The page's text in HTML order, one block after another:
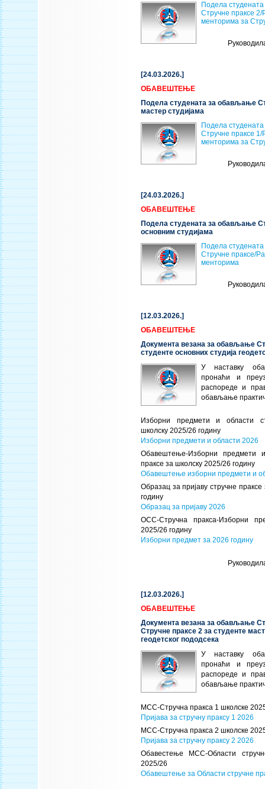
Подела
Стручне праксе
менторима за
[24.03.2026.]
ОБАВЕШТЕЊЕ
Подела студената за обављање
мастер студијама
Подела
Стручне праксе
менторима за
[24.03.2026.]
ОБАВЕШТЕЊЕ
Подела студената за обављање
основним студијама
Подела
Стручне праксе/
менторима
[12.03.2026.]
ОБАВЕШТЕЊЕ
Документа везана за обављање
студенте основних студија
У наставку
пронаћи и
распореде и
обављање
Изборни предмети и области
школску 2025/26 годину
Изборни предмети и области 2026
Обавештење-Изборни предмети
праксе за школску 2025/26 годину
Обавештење изборни предмети и
Образац за пријаву стручне
годину
Образац за пријаву 2026
ОСС-Стручна пракса-Изборни
2025/26 годину
Изборни предмет за 2026 годину
[12.03.2026.]
ОБАВЕШТЕЊЕ
Документа везана за обављање
Стручне праксе 2 за студенте
геодетског пододсека
У наставку
пронаћи и
распореде и
обављање
МСС-Стручна пракса 1 школске
Пријава за стручну праксу 1 2026
МСС-Стручна пракса 2 школске
Пријава за стручну праксу 2 2026
Обавестење МСС-Области
2025/26
Обавештење за Области стручне